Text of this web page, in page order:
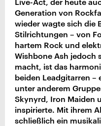
Generation von
wieder wagte sich die
Stilrichtungen – von
hartem Rock und
Wishbone Ash jedoch
macht, ist das
beiden Leadgitarren –
unter anderem
Skynyrd, Iron Maiden
inspirierte. Mit ihrem
schließlich ein